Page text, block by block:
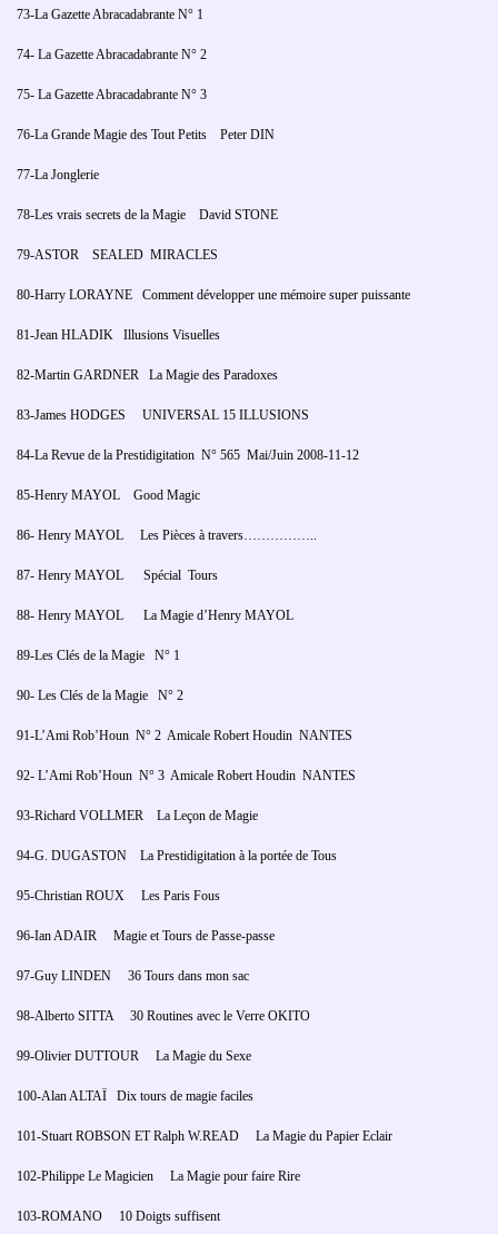
73-La Gazette Abracadabrante N° 1
74- La Gazette Abracadabrante N° 2
75- La Gazette Abracadabrante N° 3
76-La Grande Magie des Tout Petits Peter DIN
77-La Jonglerie
78-Les vrais secrets de la Magie David STONE
79-ASTOR SEALED MIRACLES
80-Harry LORAYNE Comment développer une mémoire super puissante
81-Jean HLADIK Illusions Visuelles
82-Martin GARDNER La Magie des Paradoxes
83-James HODGES UNIVERSAL 15 ILLUSIONS
84-La Revue de la Prestidigitation N° 565 Mai/Juin 2008-11-12
85-Henry MAYOL Good Magic
86- Henry MAYOL Les Pièces à travers……………..
87- Henry MAYOL Spécial Tours
88- Henry MAYOL La Magie d’Henry MAYOL
89-Les Clés de la Magie N° 1
90- Les Clés de la Magie N° 2
91-L’Ami Rob’Houn N° 2 Amicale Robert Houdin NANTES
92- L’Ami Rob’Houn N° 3 Amicale Robert Houdin NANTES
93-Richard VOLLMER La Leçon de Magie
94-G. DUGASTON La Prestidigitation à la portée de Tous
95-Christian ROUX Les Paris Fous
96-Ian ADAIR Magie et Tours de Passe-passe
97-Guy LINDEN 36 Tours dans mon sac
98-Alberto SITTA 30 Routines avec le Verre OKITO
99-Olivier DUTTOUR La Magie du Sexe
100-Alan ALTAÏ Dix tours de magie faciles
101-Stuart ROBSON ET Ralph W.READ La Magie du Papier Eclair
102-Philippe Le Magicien La Magie pour faire Rire
103-ROMANO 10 Doigts suffisent